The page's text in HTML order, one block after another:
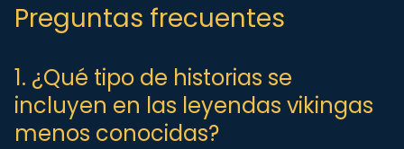
Preguntas frecuentes
1. ¿Qué tipo de historias se
incluyen en las leyendas vikingas
menos conocidas?